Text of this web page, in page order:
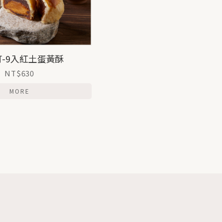
9入紅土蛋黃酥
NT$630
MORE